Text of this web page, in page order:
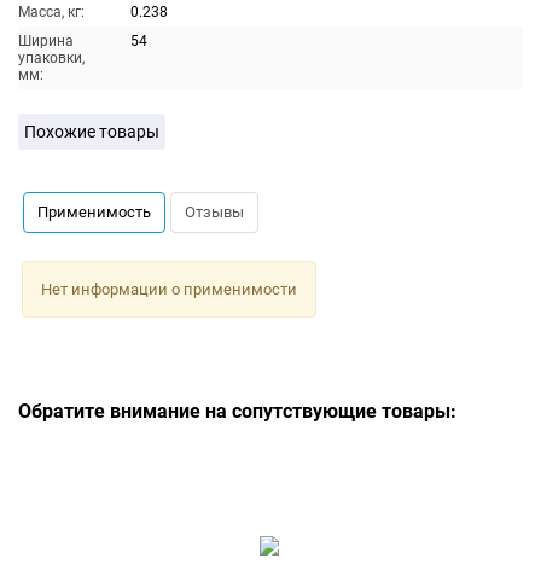
Масса, кг:
0.238
Ширина
упаковки,
мм:
54
Похожие товары
Применимость Отзывы
Нет информации о применимости
Обратите внимание на сопутствующие товары: